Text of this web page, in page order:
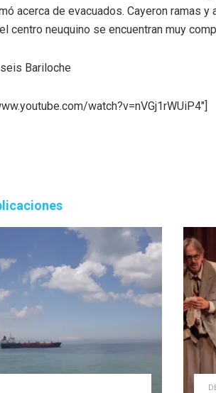
acerca de evacuados. Cayeron ramas
centro neuquino se encuentran muy
Bariloche
watch?v=nVGj1rWUiP4″]